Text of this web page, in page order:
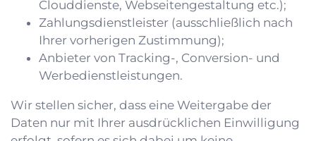
Clouddienste, Webseitengestaltung etc.);
Zahlungsdienstleister (ausschließlich nach
Ihrer vorherigen Zustimmung);
Anbieter von Tracking-, Conversion- und
Werbedienstleistungen.
Wir stellen sicher, dass eine Weitergabe der
Daten nur mit Ihrer ausdrücklichen Einwilligung